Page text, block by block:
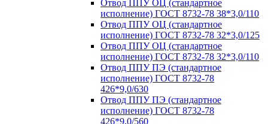
Отвод ППУ ОЦ (стандартное
исполнение) ГОСТ 8732-78 38*3,0/110
Отвод ППУ ОЦ (стандартное
исполнение) ГОСТ 8732-78 32*3,0/125
Отвод ППУ ОЦ (стандартное
исполнение) ГОСТ 8732-78 32*3,0/110
Отвод ППУ ПЭ (стандартное
исполнение) ГОСТ 8732-78
426*9,0/630
Отвод ППУ ПЭ (стандартное
исполнение) ГОСТ 8732-78
426*9,0/560